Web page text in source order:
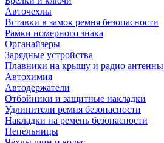
Авточехлы
Вставки в замок ремня безопасности
Рамки номерного знака
Органайзеры
Зарядные устройства
Плавники на крышу и радио антенны
Автохимия
Автодержатели
Отбойники и защитные накладки
Удлинители ремня безопасности
Накладки на ремень безопасности
Пепельницы